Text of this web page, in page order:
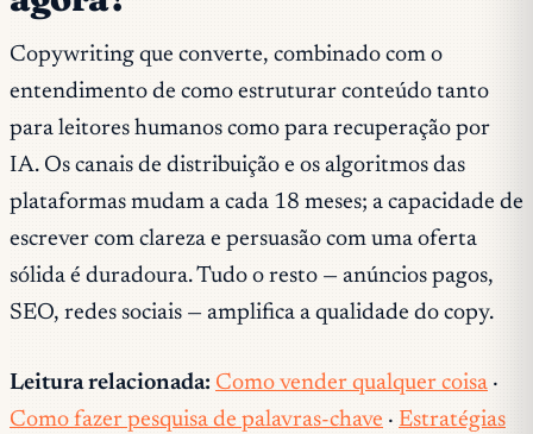
Copywriting que converte, combinado com o
entendimento de como estruturar conteúdo tanto
para leitores humanos como para recuperação por
IA. Os canais de distribuição e os algoritmos das
plataformas mudam a cada 18 meses; a capacidade de
escrever com clareza e persuasão com uma oferta
sólida é duradoura. Tudo o resto — anúncios pagos,
SEO, redes sociais — amplifica a qualidade do copy.
Leitura relacionada: Como vender qualquer coisa ·
Como fazer pesquisa de palavras-chave · Estratégias